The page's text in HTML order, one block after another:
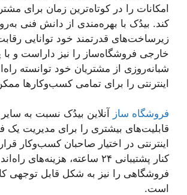
امکانات را در کوتاه‌ترین زمان برای
کند. بیدُک با بهره‌مندی از دانش فنی
زیرساخت‌های قدرتمند خود توانایی
خارجی فروشگاه‌ساز را نیز داراست و با
شبانه‌روزی از مشتریان خود توانسته
اینترنتی را برای تمامی کسب‌وکارها
فروشگاه ساز
آنلاین بیدُک نسبت به
قابلیت‌های بیشتری را برای مدیریت یک
اینترنتی در اختیار صاحبان کسب‌وکار
کنار پشتیبانی ۲۴ ساعته،
فروشگاهی را نیز به شکل قابل توجهی
است.